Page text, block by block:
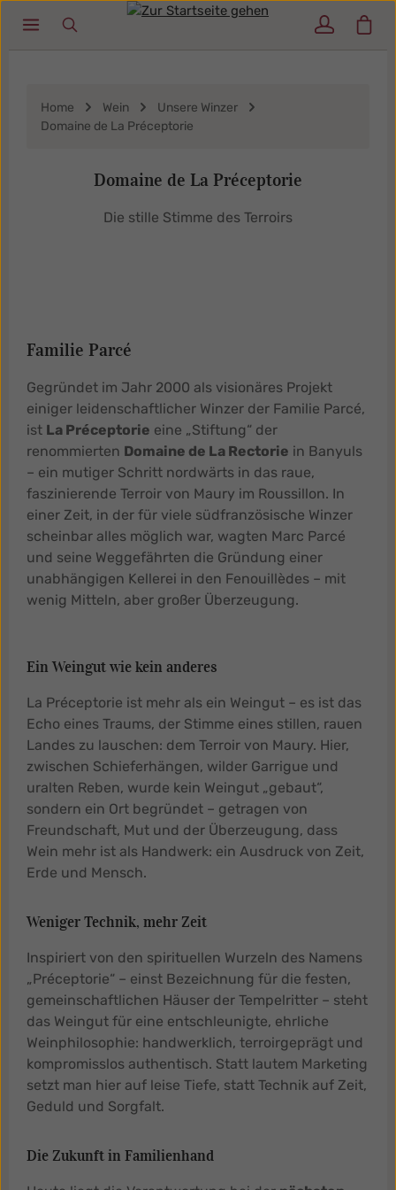
Zum Hauptinhalt springen
Home Wein
Unsere Winzer
Domaine de La Préceptorie
Domaine de La Préceptorie
Die stille Stimme des Terroirs
Familie Parcé
Gegründet im Jahr 2000 als visionäres Projekt
einiger leidenschaftlicher Winzer der Familie Parcé,
ist La Préceptorie eine „Stiftung“ der
renommierten Domaine de La Rectorie in Banyuls
– ein mutiger Schritt nordwärts in das raue,
faszinierende Terroir von Maury im Roussillon. In
einer Zeit, in der für viele südfranzösische Winzer
scheinbar alles möglich war, wagten Marc Parcé
und seine Weggefährten die Gründung einer
unabhängigen Kellerei in den Fenouillèdes – mit
wenig Mitteln, aber großer Überzeugung.
Ein Weingut wie kein anderes
La Préceptorie ist mehr als ein Weingut – es ist das
Echo eines Traums, der Stimme eines stillen, rauen
Landes zu lauschen: dem Terroir von Maury. Hier,
zwischen Schieferhängen, wilder Garrigue und
uralten Reben, wurde kein Weingut „gebaut“,
sondern ein Ort begründet – getragen von
Freundschaft, Mut und der Überzeugung, dass
Wein mehr ist als Handwerk: ein Ausdruck von Zeit,
Erde und Mensch.
Weniger Technik, mehr Zeit
Inspiriert von den spirituellen Wurzeln des Namens
„Préceptorie“ – einst Bezeichnung für die festen,
gemeinschaftlichen Häuser der Tempelritter – steht
das Weingut für eine entschleunigte, ehrliche
Weinphilosophie: handwerklich, terroirgeprägt und
kompromisslos authentisch. Statt lautem Marketing
setzt man hier auf leise Tiefe, statt Technik auf Zeit,
Geduld und Sorgfalt.
Die Zukunft in Familienhand